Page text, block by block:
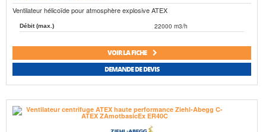
Ventilateur hélicoïde pour atmosphère explosive ATEX
Débit (max.) 22000 m3/h
VOIR LA FICHE
DEMANDE DE DEVIS